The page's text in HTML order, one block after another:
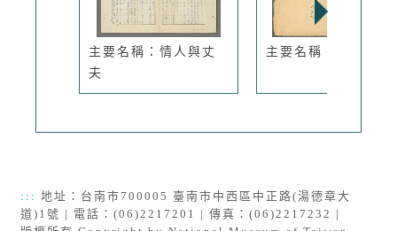
主要名稱：情人與丈
夫
主要名稱：婚變
::: 地址：台南市700005 臺南市中西區中正路(湯德章大
道)1號 | 電話：(06)2217201 | 傳真：(06)2217232 |